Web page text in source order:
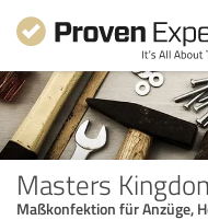
Masters
Maßkonfektion für Anzüge,